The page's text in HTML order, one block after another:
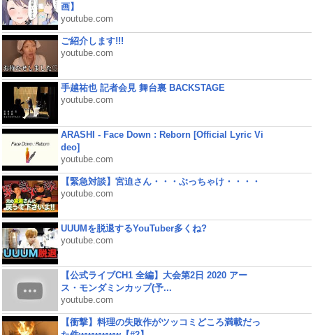
画】
youtube.com
ご紹介します!!!
youtube.com
手越祐也 記者会見 舞台裏 BACKSTAGE
youtube.com
ARASHI - Face Down : Reborn [Official Lyric Vi
deo]
youtube.com
【緊急対談】宮迫さん・・・ぶっちゃけ・・・・
youtube.com
UUUMを脱退するYouTuber多くね?
youtube.com
【公式ライブCH1 全編】大会第2日 2020 アー
ス・モンダミンカップ(予...
youtube.com
【衝撃】料理の失敗作がツッコミどころ満載だっ